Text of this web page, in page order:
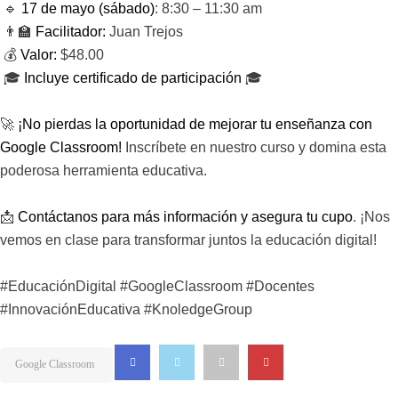
🔹 17 de mayo (sábado): 8:30 – 11:30 am
👨‍🏫 Facilitador: Juan Trejos
💰 Valor: $48.00
🎓 Incluye certificado de participación 🎓
🚀 ¡No pierdas la oportunidad de mejorar tu enseñanza con
Google Classroom! Inscríbete en nuestro curso y domina esta
poderosa herramienta educativa.
📩 Contáctanos para más información y asegura tu cupo. ¡Nos
vemos en clase para transformar juntos la educación digital!
#EducaciónDigital #GoogleClassroom #Docentes
#InnovaciónEducativa #KnoledgeGroup
Google Classroom